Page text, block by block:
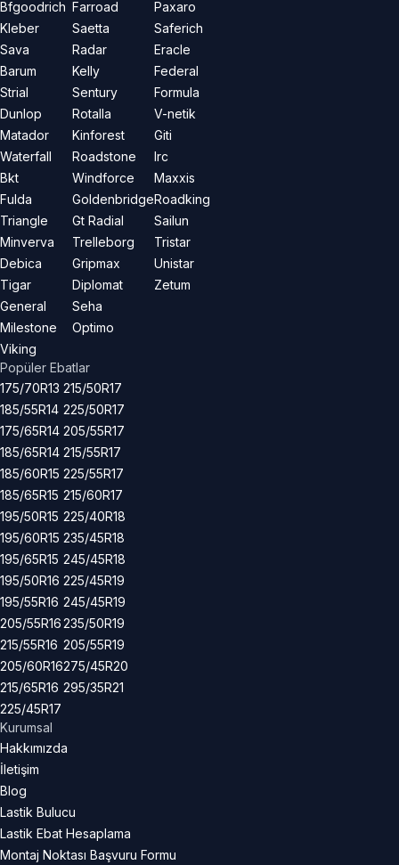
Bfgoodrich
Kleber
Sava
Barum
Strial
Dunlop
Matador
Waterfall
Bkt
Fulda
Triangle
Minverva
Debica
Tigar
General
Milestone
Viking
Farroad
Saetta
Radar
Kelly
Sentury
Rotalla
Kinforest
Roadstone
Windforce
Goldenbridge
Gt Radial
Trelleborg
Gripmax
Diplomat
Seha
Optimo
Paxaro
Saferich
Eracle
Federal
Formula
V-netik
Giti
Irc
Maxxis
Roadking
Sailun
Tristar
Unistar
Zetum
Popüler Ebatlar
175/70R13
185/55R14
175/65R14
185/65R14
185/60R15
185/65R15
195/50R15
195/60R15
195/65R15
195/50R16
195/55R16
205/55R16
215/55R16
205/60R16
215/65R16
225/45R17
215/50R17
225/50R17
205/55R17
215/55R17
225/55R17
215/60R17
225/40R18
235/45R18
245/45R18
225/45R19
245/45R19
235/50R19
205/55R19
275/45R20
295/35R21
Kurumsal
Hakkımızda
İletişim
Blog
Lastik Bulucu
Lastik Ebat Hesaplama
Montaj Noktası Başvuru Formu